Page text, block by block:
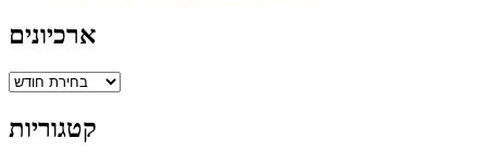
ארכיונים
ארכיונים
קטגוריות